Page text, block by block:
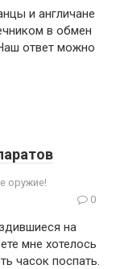
и англичане
в обмен
ответ можно
оружие!
0
на
мне хотелось
часок поспать.